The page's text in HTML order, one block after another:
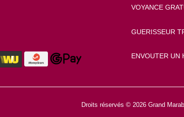
VOYANCE
GUERISSEUR
ENVOUTER UN
Droits réservés © 2026 Grand